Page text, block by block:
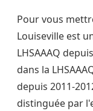
Pour vous
Louiseville est
LHSAAAQ
dans la
depuis 2011-
distinguée par